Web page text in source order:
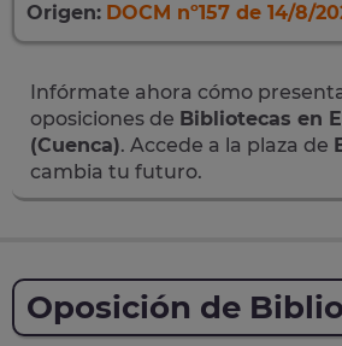
Origen: DOCM nº157 de 14/8/
Infórmate ahora cómo
oposiciones de Bibliotecas en
(Cuenca). Accede a la plaza de
cambia tu futuro.
Oposición de